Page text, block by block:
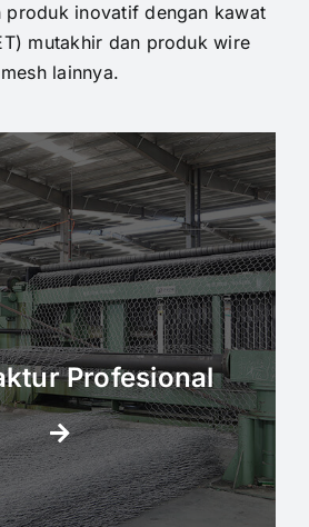
produk inovatif dengan kawat
mutakhir dan produk wire
mesh lainnya.
Profesional